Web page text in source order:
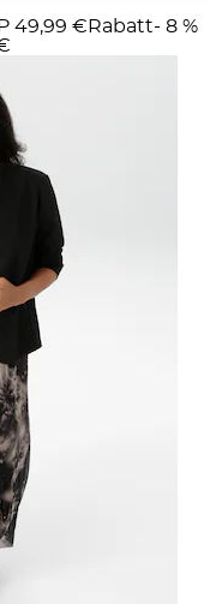
49,99 € Rabatt- 8 %